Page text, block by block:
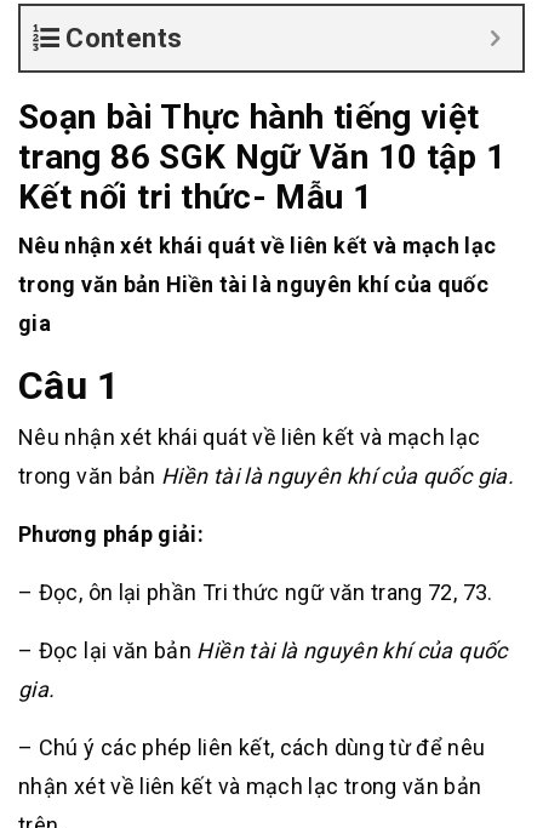
Contents
Soạn bài Thực hành tiếng việt
trang 86 SGK Ngữ Văn 10 tập 1
Kết nối tri thức- Mẫu 1
Nêu nhận xét khái quát về liên kết và mạch lạc
trong văn bản Hiền tài là nguyên khí của quốc
gia
Câu 1
Nêu nhận xét khái quát về liên kết và mạch lạc
trong văn bản Hiền tài là nguyên khí của quốc gia.
Phương pháp giải:
– Đọc, ôn lại phần Tri thức ngữ văn trang 72, 73.
– Đọc lại văn bản Hiền tài là nguyên khí của quốc
gia.
– Chú ý các phép liên kết, cách dùng từ để nêu
nhận xét về liên kết và mạch lạc trong văn bản